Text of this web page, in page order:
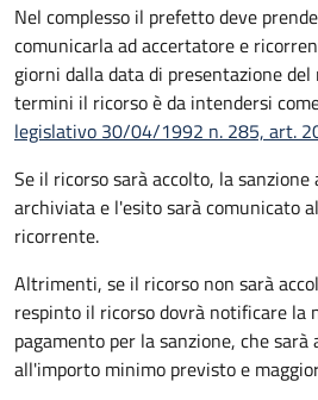
Nel complesso il prefetto deve
comunicarla ad accertatore e
giorni dalla data di presentazione
termini il ricorso è da intendersi
legislativo 30/04/1992 n. 285, art.
Se il ricorso sarà accolto, la
archiviata e l'esito sarà comunicato
ricorrente.
Altrimenti, se il ricorso non sarà
respinto il ricorso dovrà notificare la
pagamento per la sanzione, che
all'importo minimo previsto e